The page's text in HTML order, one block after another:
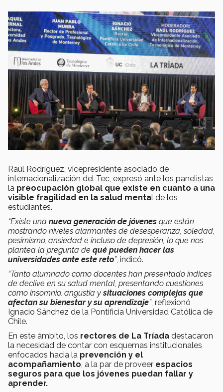
Raúl Rodríguez, vicepresidente asociado de
internacionalización del Tec, expresó ante los panelistas
la preocupación global que existe en cuanto a una
visible fragilidad en la salud mental de los
estudiantes.
“Existe una nueva generación de jóvenes que están
mostrando niveles alarmantes de desesperanza, soledad,
pesimismo, ansiedad e incluso de depresión, lo que nos
plantea la pregunta de qué pueden hacer las
universidades ante este reto”, indicó.
“Tanto alumnado como docentes han presentado índices
de declive en su salud mental, presentando cuestiones
como insomnio, angustia ysituaciones complejas que
afectan su bienestar y su aprendizaje”, reflexionó
Ignacio Sánchez de la Pontificia Universidad Católica de
Chile.
En este ámbito, los rectores de La Tríada destacaron
la necesidad de contar con esquemas institucionales
enfocados hacia la prevención y el
acompañamiento, a la par de proveer espacios
seguros para que los jóvenes puedan fallar y
aprender.